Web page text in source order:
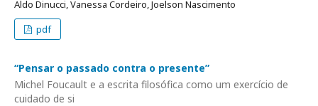
Aldo Dinucci, Vanessa Cordeiro, Joelson Nascimento
pdf
“Pensar o passado contra o presente”
Michel Foucault e a escrita filosófica como um exercício de
cuidado de si